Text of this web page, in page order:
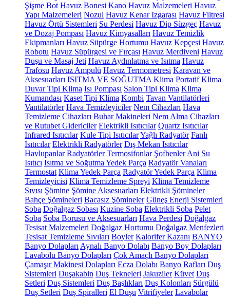
Şişme Bot Havuz Bonesi Kano Havuz Malzemeleri Havuz
Yapı Malzemeleri Nozul Havuz Kenar Izgarası Havuz Filtresi
Havuz Örtü Sistemleri Su Perdesi Havuz Dip Süzgeç Havuz
ve Dozaj Pompası Havuz Kimyasalları Havuz Temizlik
Ekipmanları Havuz Süpürge Hortumu Havuz Kepçesi Havuz
Robotu Havuz Süpürgesi ve Fırçası Havuz Merdiveni Havuz
Duşu ve Masaj Jeti Havuz Aydınlatma ve Isıtma Havuz
Trafosu Havuz Ampulü Havuz Termometresi Karavan ve
Aksesuarları ISITMA VE SOĞUTMA Klima Portatif Klima
Duvar Tipi Klima Isı Pompası Salon Tipi Klima Klima
Kumandası Kaset Tipi Klima Kombi Tavan Vantilatörleri
Vantilatörler Hava Temizleyiciler Nem Cihazları Hava
Temizleme Cihazları Buhar Makineleri Nem Alma Cihazları
ve Rutubet Gidericiler Elektrikli Isıtıcılar Quartz Isıtıcılar
Infrared Isıtıcılar Kule Tipi IsıtıcılarYağlı Radyatör Fanlı
Isıtıcılar Elektrikli Radyatörler Dış Mekan Isıtıcılar
Havlupanlar Radyatörler Termosifonlar Şofbenler Ani Su
Isıtıcı Isıtma ve Soğutma Yedek Parça Radyatör Vanaları
Termostat Klima Yedek Parça Radyatör Yedek Parça Klima
Temizleyicisi Klima Temizleme Spreyi Klima Temizleme
Sıvısı Şömine Şömine Aksesuarları Elektrikli Şömineler
Bahçe Şömineleri Bacasız Şömineler Güneş Enerji Sistemleri
Soba Doğalgaz Sobası Kuzine Soba Elektrikli Soba Pelet
Soba Soba Borusu ve Aksesuarları Hava Perdesi Doğalgaz
Tesisat Malzemeleri Doğalgaz Hortumu Doğalgaz Menfezleri
Tesisat Temizleme Sıvıları Boyler Kalorifer Kazanı BANYO
Banyo Dolapları Aynalı Banyo Dolabı Banyo Boy Dolapları
Lavabolu Banyo Dolapları Çok Amaçlı Banyo Dolapları
Çamaşır Makinesi Dolapları Ecza Dolabı Banyo Rafları Duş
Sistemleri Duşakabin Duş Tekneleri Jakuziler Küvet Duş
Setleri Duş Sistemleri Duş Başlıkları Duş Kolonları Sürgülü
Duş Setleri Duş Spiralleri El Duşu Vitrifiyeler Lavabolar